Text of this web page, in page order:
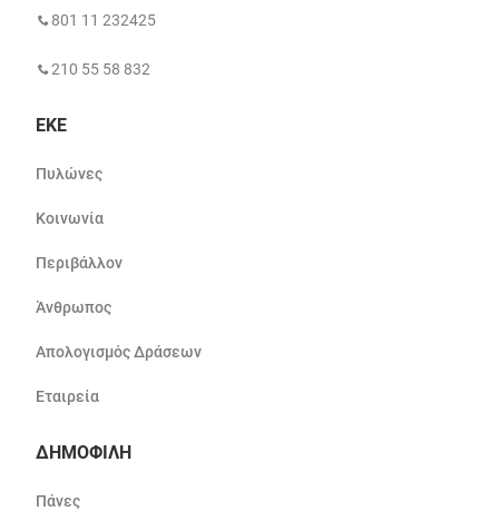
801 11 232425
210 55 58 832
ΕΚΕ
Πυλώνες
Κοινωνία
Περιβάλλον
Άνθρωπος
Απολογισμός Δράσεων
Εταιρεία
ΔΗΜΟΦΙΛΗ
Πάνες